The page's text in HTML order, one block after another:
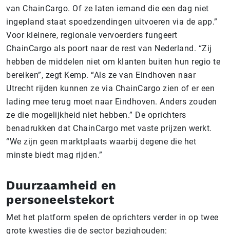
van ChainCargo. Of ze laten iemand die een dag niet
ingepland staat spoedzendingen uitvoeren via de app.”
Voor kleinere, regionale vervoerders fungeert
ChainCargo als poort naar de rest van Nederland. “Zij
hebben de middelen niet om klanten buiten hun regio te
bereiken”, zegt Kemp. “Als ze van Eindhoven naar
Utrecht rijden kunnen ze via ChainCargo zien of er een
lading mee terug moet naar Eindhoven. Anders zouden
ze die mogelijkheid niet hebben.” De oprichters
benadrukken dat ChainCargo met vaste prijzen werkt.
“We zijn geen marktplaats waarbij degene die het
minste biedt mag rijden.”
Duurzaamheid en
personeelstekort
Met het platform spelen de oprichters verder in op twee
grote kwesties die de sector bezighouden: